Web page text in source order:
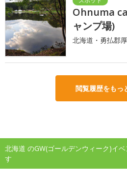
Ohnuma
ャンプ場)
北海道・勇払郡
閲覧履歴をもっ
北海道 のGW(ゴールデンウィーク)イ
す